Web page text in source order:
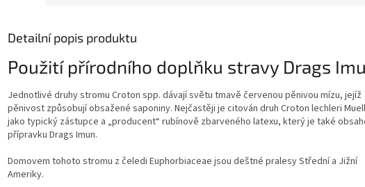
Detailní popis produktu
Použití přírodního doplňku stravy Drags
Jednotlivé druhy stromu Croton spp. dávají světu tmavě červenou pěnivou mízu, jejíž
pěnivost způsobují obsažené saponiny. Nejčastěji je citován druh Croton lechleri
jako typický zástupce a „producent“ rubínově zbarveného latexu, který je také
přípravku Drags Imun.
Domovem tohoto stromu z čeledi Euphorbiaceae jsou deštné pralesy Střední a Jižní
Ameriky.